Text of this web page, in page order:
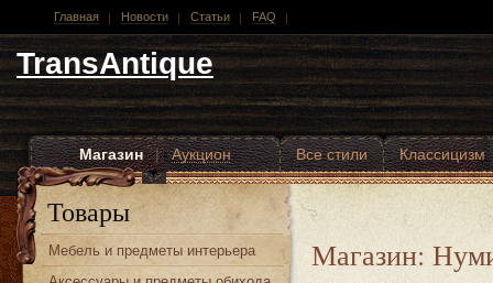
Главная Новости Статьи FAQ
TransAntique
Магазин | Аукцион Все стили
Классицизм
Другие стили
Товары
Мебель и предметы интерьера
Магазин: